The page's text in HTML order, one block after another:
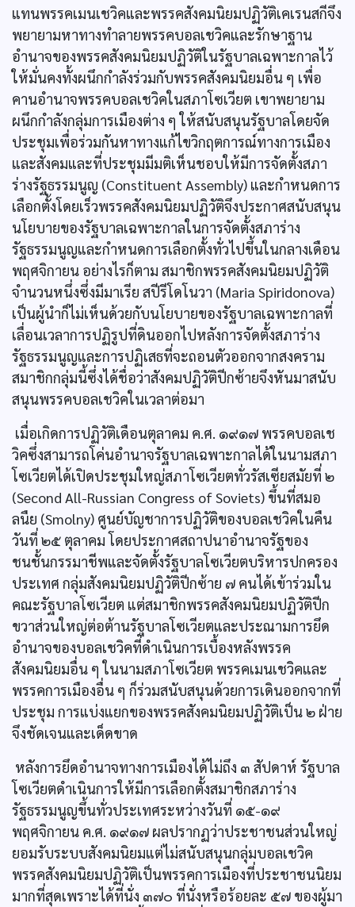
แทนพรรคเมนเชวิคและพรรคสังคมนิยมปฏิวัติเคเรนสกีจึง
พยายามหาทางทำลายพรรคบอลเชวิคและรักษาฐาน
อำนาจของพรรคสังคมนิยมปฏิวัติในรัฐบาลเฉพาะกาลไว้
ให้มั่นคงทั้งผนึกกำลังร่วมกับพรรคสังคมนิยมอื่น ๆ เพื่อ
คานอำนาจพรรคบอลเชวิคในสภาโซเวียต เขาพยายาม
ผนึกกำลังกลุ่มการเมืองต่าง ๆ ให้สนับสนุนรัฐบาลโดยจัด
ประชุมเพื่อร่วมกันหาทางแก้ไขวิกฤตการณ์ทางการเมือง
และสังคมและที่ประชุมมีมติเห็นชอบให้มีการจัดตั้งสภา
ร่างรัฐธรรมนูญ (Constituent Assembly) และกำหนดการ
เลือกตั้งโดยเร็วพรรคสังคมนิยมปฏิวัติจึงประกาศสนับสนุน
นโยบายของรัฐบาลเฉพาะกาลในการจัดตั้งสภาร่าง
รัฐธรรมนูญและกำหนดการเลือกตั้งทั่วไปขึ้นในกลางเดือน
พฤศจิกายน อย่างไรก็ตาม สมาชิกพรรคสังคมนิยมปฏิวัติ
จำนวนหนึ่งซึ่งมีมาเรีย สปีรีโดโนวา (Maria Spiridonova)
เป็นผู้นำก็ไม่เห็นด้วยกับนโยบายของรัฐบาลเฉพาะกาลที่
เลื่อนเวลาการปฏิรูปที่ดินออกไปหลังการจัดตั้งสภาร่าง
รัฐธรรมนูญและการปฏิเสธที่จะถอนตัวออกจากสงคราม
สมาชิกกลุ่มนี้ซึ่งได้ชื่อว่าสังคมปฏิวัติปีกซ้ายจึงหันมาสนับ
สนุนพรรคบอลเชวิคในเวลาต่อมา
เมื่อเกิดการปฏิวัติเดือนตุลาคม ค.ศ. ๑๙๑๗ พรรคบอลเช
วิคซึ่งสามารถโค่นอำนาจรัฐบาลเฉพาะกาลได้ในนามสภา
โซเวียตได้เปิดประชุมใหญ่สภาโซเวียตทั่วรัสเซียสมัยที่ ๒
(Second All-Russian Congress of Soviets) ขึ้นที่สมอ
ลนืย (Smolny) ศูนย์บัญชาการปฏิวัติของบอลเชวิคในคืน
วันที่ ๒๕ ตุลาคม โดยประกาศสถาปนาอำนาจรัฐของ
ชนชั้นกรรมาชีพและจัดตั้งรัฐบาลโซเวียตบริหารปกครอง
ประเทศ กลุ่มสังคมนิยมปฏิวัติปีกซ้าย ๗ คนได้เข้าร่วมใน
คณะรัฐบาลโซเวียต แต่สมาชิกพรรคสังคมนิยมปฏิวัติปีก
ขวาส่วนใหญ่ต่อต้านรัฐบาลโซเวียตและประณามการยึด
อำนาจของบอลเชวิคที่ดำเนินการเบื้องหลังพรรค
สังคมนิยมอื่น ๆ ในนามสภาโซเวียต พรรคเมนเชวิคและ
พรรคการเมืองอื่น ๆ ก็ร่วมสนับสนุนด้วยการเดินออกจากที่
ประชุม การแบ่งแยกของพรรคสังคมนิยมปฏิวัติเป็น ๒ ฝ่าย
จึงชัดเจนและเด็ดขาด
หลังการยึดอำนาจทางการเมืองได้ไม่ถึง ๓ สัปดาห์ รัฐบาล
โซเวียตดำเนินการให้มีการเลือกตั้งสมาชิกสภาร่าง
รัฐธรรมนูญขึ้นทั่วประเทศระหว่างวันที่ ๑๕-๑๙
พฤศจิกายน ค.ศ. ๑๙๑๗ ผลปรากฏว่าประชาชนส่วนใหญ่
ยอมรับระบบสังคมนิยมแต่ไม่สนับสนุนกลุ่มบอลเชวิค
พรรคสังคมนิยมปฏิวัติเป็นพรรคการเมืองที่ประชาชนนิยม
มากที่สุดเพราะได้ที่นั่ง ๓๗๐ ที่นั่งหรือร้อยละ ๕๗ ของผู้มา